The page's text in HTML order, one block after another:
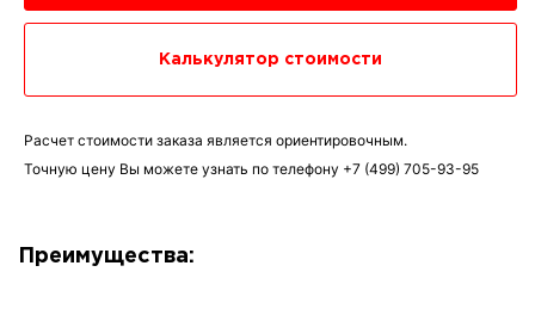
Калькулятор стоимости
Расчет стоимости заказа является ориентировочным.
Точную цену Вы можете узнать по телефону +7 (499) 705-93-95
Преимущества: